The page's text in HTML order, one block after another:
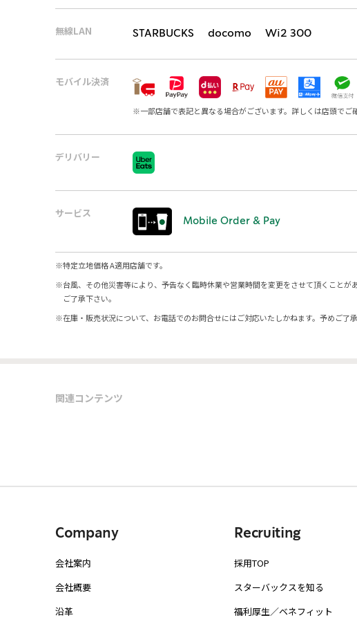
無線LAN STARBUCKS docomo Wi2 300
モバイル決済
※一部店舗で表記と異なる場合がございます。詳しくは店頭でご
デリバリー
サービス
Mobile Order & Pay
※特定立地価格 A適用店舗です。
※台風、その他災害等により、予告なく臨時休業や営業時間を変更をさせて頂くことが
ご了承下さい。
※在庫・販売状況について、お電話でのお問合せにはご対応いたしかねます。予めご了承
関連コンテンツ
Company
会社案内
会社概要
沿革
Recruiting
採用TOP
スターバックスを知る
福利厚生／ベネフィット